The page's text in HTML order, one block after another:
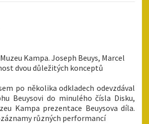
Kampa. Joseph Beuys, Marcel
dvou důležitých konceptů
po několika odkladech odevzdával
Beuysovi do minulého čísla Disku,
Kampa prezentace Beuysova díla.
různých performancí